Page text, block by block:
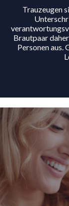
Trauzeugen
Brautpaar
Personen aus.